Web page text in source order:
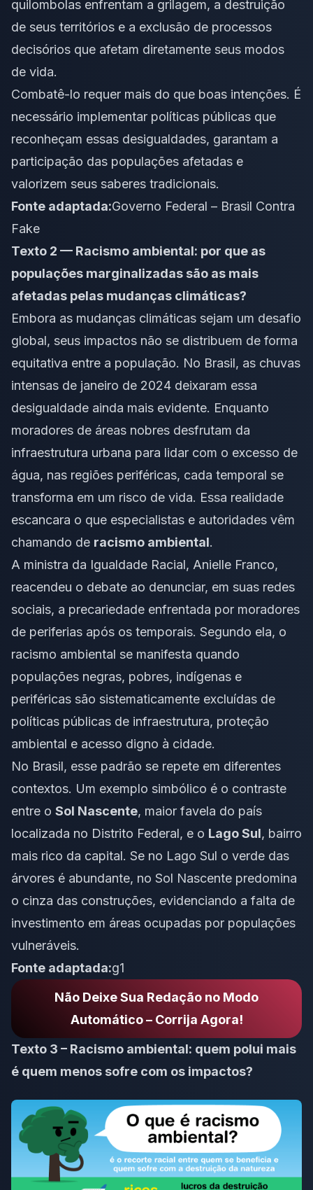
quilombolas enfrentam a grilagem, a destruição
de seus territórios e a exclusão de processos
decisórios que afetam diretamente seus modos
de vida.
Combatê-lo requer mais do que boas intenções. É
necessário implementar políticas públicas que
reconheçam essas desigualdades, garantam a
participação das populações afetadas e
valorizem seus saberes tradicionais.
Fonte adaptada:Governo Federal – Brasil Contra
Fake
Texto 2 — Racismo ambiental: por que as
populações marginalizadas são as mais
afetadas pelas mudanças climáticas?
Embora as mudanças climáticas sejam um desafio
global, seus impactos não se distribuem de forma
equitativa entre a população. No Brasil, as chuvas
intensas de janeiro de 2024 deixaram essa
desigualdade ainda mais evidente. Enquanto
moradores de áreas nobres desfrutam da
infraestrutura urbana para lidar com o excesso de
água, nas regiões periféricas, cada temporal se
transforma em um risco de vida. Essa realidade
escancara o que especialistas e autoridades vêm
chamando de racismo ambiental.
A ministra da Igualdade Racial, Anielle Franco,
reacendeu o debate ao denunciar, em suas redes
sociais, a precariedade enfrentada por moradores
de periferias após os temporais. Segundo ela, o
racismo ambiental se manifesta quando
populações negras, pobres, indígenas e
periféricas são sistematicamente excluídas de
políticas públicas de infraestrutura, proteção
ambiental e acesso digno à cidade.
No Brasil, esse padrão se repete em diferentes
contextos. Um exemplo simbólico é o contraste
entre o Sol Nascente, maior favela do país
localizada no Distrito Federal, e o Lago Sul, bairro
mais rico da capital. Se no Lago Sul o verde das
árvores é abundante, no Sol Nascente predomina
o cinza das construções, evidenciando a falta de
investimento em áreas ocupadas por populações
vulneráveis.
Fonte adaptada:g1
Não Deixe Sua Redação no Modo
Automático – Corrija Agora!
Texto 3 – Racismo ambiental: quem polui mais
é quem menos sofre com os impactos?